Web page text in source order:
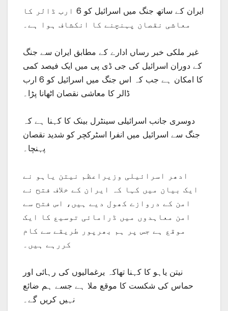
ایران کے ساتھ جنگ میں اسرائیل کو 6 ارب ڈالر کا
معاشی نقصان پہنچنے کا انکشاف ہوا ہے۔
غیر ملکی خبر رساں ادارے کے مطابق ایران سے جنگ
کے دوران اسرائیل کی جی ڈی پی میں ایک فیصد کمی
کا امکان ہے جب کہ اس جنگ میں اسرائیل کو 6 ارب
ڈالر کا معاشی نقصان اٹھانا پڑا۔
دوسری جانب اسرائیلی سینٹرل بینک کا کہنا ہے کہ
جنگ سے اسرائیل میں انفرا اسٹرکچر کو شدید نقصان
پہنچا۔
ادھر اسرائیلی وزیراعظم نیتن یاہو نے
ایک بیان میں کہا کہ ایران کے خلاف فتح نے
امن کے دروازے کھول دیے ہیں، اس فتح سے
امن معاہدوں میں ڈرامائی توسیع کا ایک
موقع ہے جس پر ہم بھرپور طریقے سے کام
کررہے ہیں۔
نیتن یاہو کا کہنا تھاکہ یرغمالیوں کی رہائی اور
حماس کی شکست کا موقع ملا ہے جسے ہم ضائع
نہیں کریں گے۔